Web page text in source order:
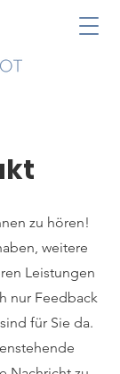
zu hören!
weitere
Leistungen
nur Feedback
für Sie da.